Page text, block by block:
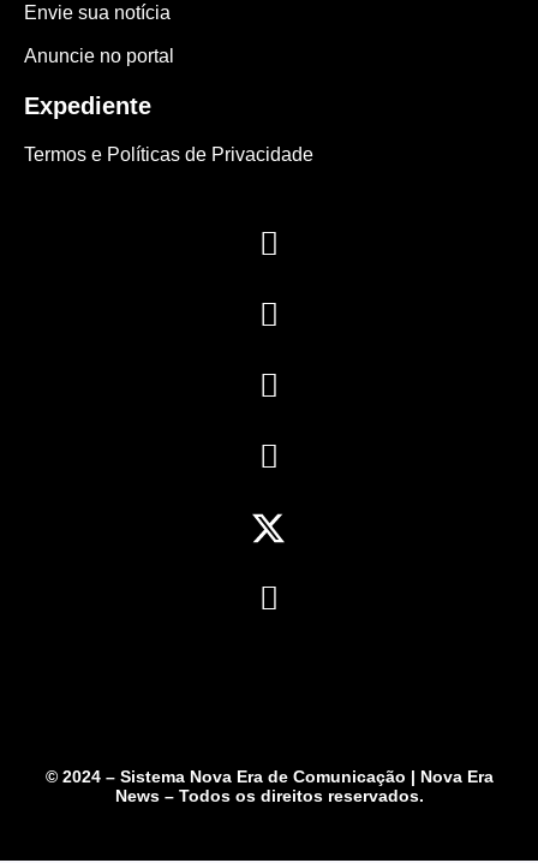
Envie sua notícia
Anuncie no portal
Expediente
Termos e Políticas de Privacidade
© 2024 – Sistema Nova Era de Comunicação | Nova Era
News – Todos os direitos reservados.